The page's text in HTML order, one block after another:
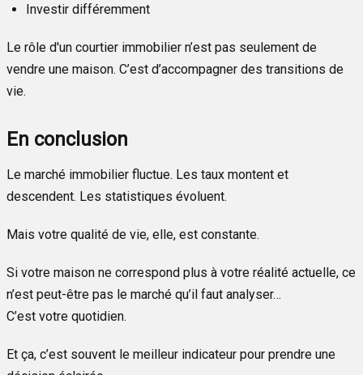
Investir différemment
Le rôle d'un courtier immobilier n’est pas seulement de
vendre une maison. C’est d’accompagner des transitions de
vie.
En conclusion
Le marché immobilier fluctue. Les taux montent et
descendent. Les statistiques évoluent.
Mais votre qualité de vie, elle, est constante.
Si votre maison ne correspond plus à votre réalité actuelle, ce
n’est peut-être pas le marché qu’il faut analyser…
C’est votre quotidien.
Et ça, c’est souvent le meilleur indicateur pour prendre une